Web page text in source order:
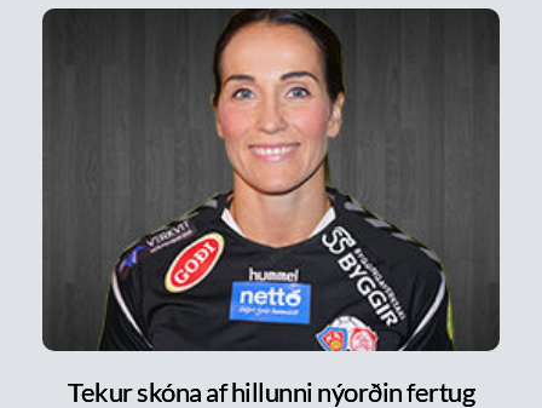
Tekur skóna af hillunni nýorðin fertug